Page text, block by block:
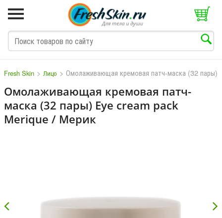
Fresh Skin > Лицо > Омолаживающая кремовая патч-маска (32
Омолаживающая кремовая патч-
маска (32 пары) Eye cream pack
Merique / Мерик
M N O P Q S